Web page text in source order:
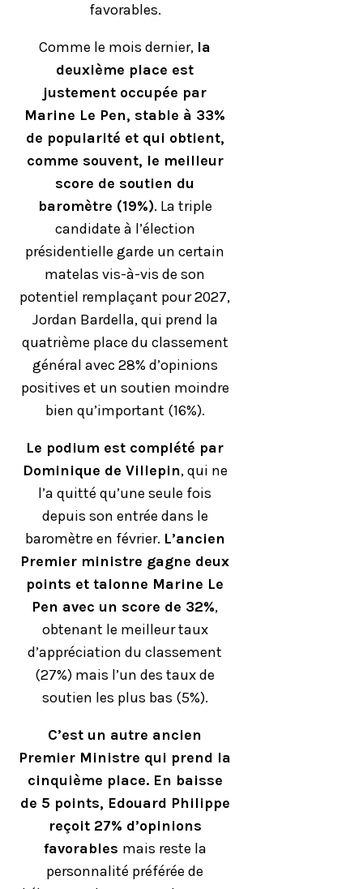
favorables.
Comme le mois dernier, la
deuxième place est
justement occupée par
Marine Le Pen, stable à 33%
de popularité et qui obtient,
comme souvent, le meilleur
score de soutien du
baromètre (19%). La triple
candidate à l’élection
présidentielle garde un certain
matelas vis-à-vis de son
potentiel remplaçant pour 2027,
Jordan Bardella, qui prend la
quatrième place du classement
général avec 28% d’opinions
positives et un soutien moindre
bien qu’important (16%).
Le podium est complété par
Dominique de Villepin, qui ne
l’a quitté qu’une seule fois
depuis son entrée dans le
baromètre en février. L’ancien
Premier ministre gagne deux
points et talonne Marine Le
Pen avec un score de 32%,
obtenant le meilleur taux
d’appréciation du classement
(27%) mais l’un des taux de
soutien les plus bas (5%).
C’est un autre ancien
Premier Ministre qui prend la
cinquième place. En baisse
de 5 points, Edouard Philippe
reçoit 27% d’opinions
favorables mais reste la
personnalité préférée de